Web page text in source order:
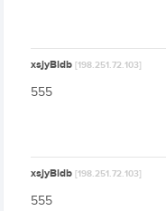
xsjyBldb[198.251.72.103]
555
xsjyBldb[198.251.72.103]
555